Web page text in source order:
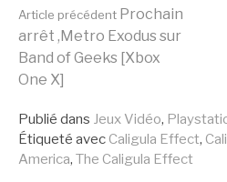
Lire
la
suite
Article précédent Prochain
arrêt ,Metro Exodus sur
Band of Geeks [Xbox
One X]
Publié dans Jeux Vidéo,
Étiqueté avec Caligula Effect,
America, The Caligula Effect